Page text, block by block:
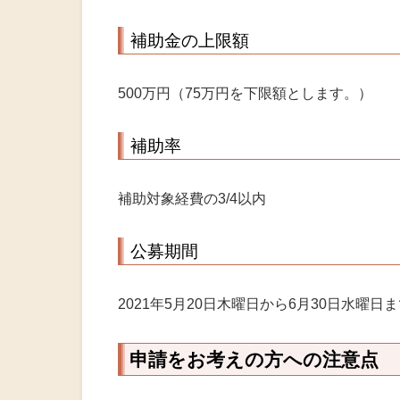
補助金の上限額
500万円（75万円を下限額とします。）
補助率
補助対象経費の3/4以内
公募期間
2021年5月20日木曜日から6月30日水曜日
申請をお考えの方への注意点